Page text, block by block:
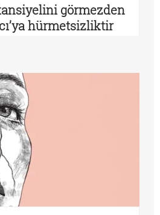
görmezden
hürmetsizliktir